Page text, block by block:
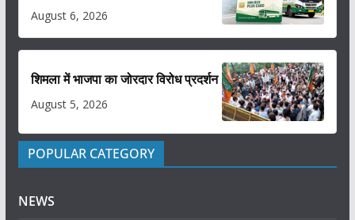
August 6, 2026
शिमला में भाजपा का जोरदार विरोध प्रदर्शन
August 5, 2026
POPULAR CATEGORY
NEWS